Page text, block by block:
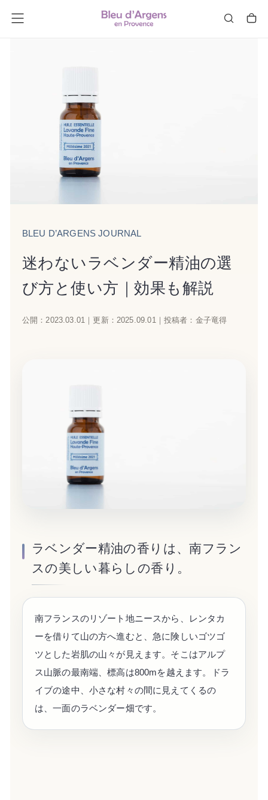
コ
ン
BLEU D’ARGENS JOURNAL
迷わないラベンダー精油の選
び方と使い方｜効果も解説
公開：2023.03.01 更新： 2025.09.01｜ 投稿者：金子竜得
ラベンダー精油の香りは、南フラン
スの美しい暮らしの香り。
南フランスのリゾート地ニースから、レンタカ
ーを借りて山の方へ進むと、急に険しいゴツゴ
ツとした岩肌の山々が見えます。そこはアルプ
ス山脈の最南端、標高は800mを越えます。ドラ
イブの途中、小さな村々の間に見えてくるの
は、一面のラベンダー畑です。